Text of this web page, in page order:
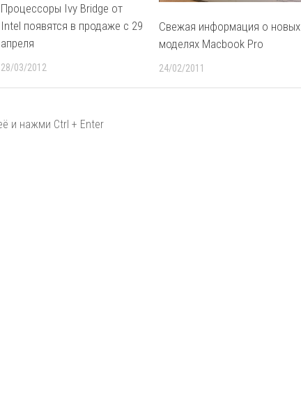
Процессоры Ivy Bridge от
Intel появятся в продаже с 29
апреля
28/03/2012
Свежая информация о новых
моделях Macbook Pro
24/02/2011
и нажми Ctrl + Enter